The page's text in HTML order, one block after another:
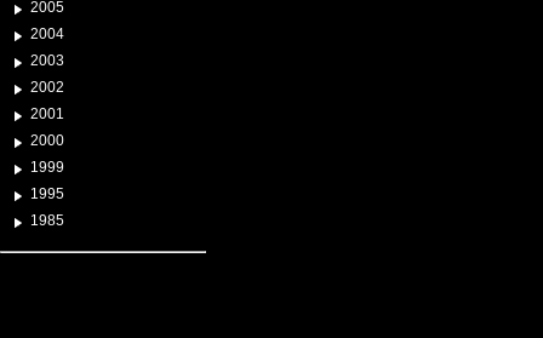
2005
2004
2003
2002
2001
2000
1999
1995
1985